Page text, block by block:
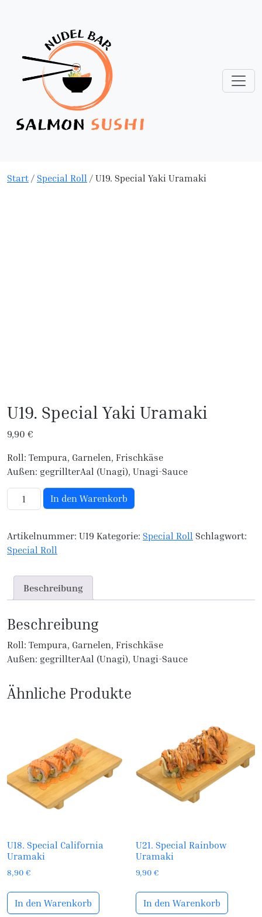
Start / Special Roll / U19. Special Yaki Uramaki
U19. Special Yaki Uramaki
9,90 €
Roll: Tempura, Garnelen, Frischkäse
Außen: gegrillterAal (Unagi), Unagi-Sauce
U19. Special Yaki Uramaki Menge
In den Warenkorb
Artikelnummer: U19 Kategorie: Special Roll Schlagwort:
Special Roll
Beschreibung
Beschreibung
Roll: Tempura, Garnelen, Frischkäse
Außen: gegrillterAal (Unagi), Unagi-Sauce
Ähnliche Produkte
U18. Special California
Uramaki
8,90 €
In den Warenkorb
U21. Special Rainbow
Uramaki
9,90€
In den Warenkorb